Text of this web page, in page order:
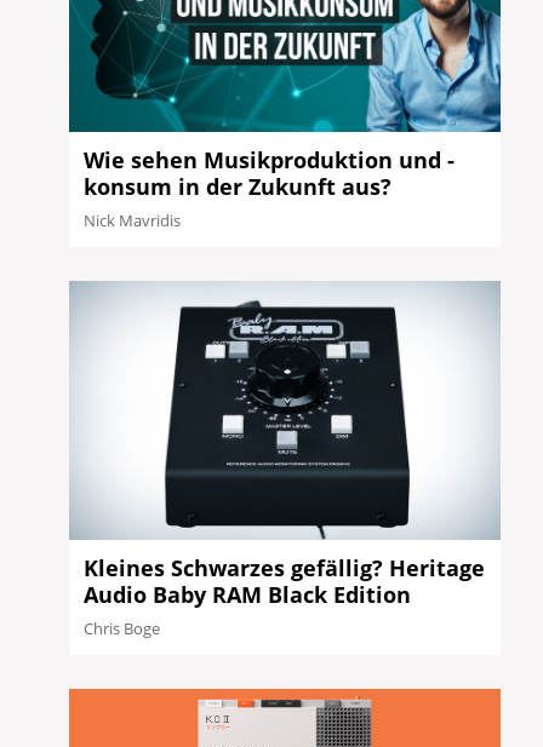
Wie sehen Musikproduktion und -
konsum in der Zukunft aus?
Nick Mavridis
Kleines Schwarzes gefällig? Heritage
Audio Baby RAM Black Edition
Chris Boge